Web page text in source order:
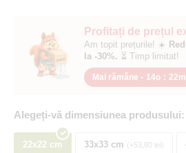
Profitați de prețul
Am topit prețurile! ☀️
la -30%. ⏳ Timp limitat!
Mai rămâne - 14o : 22m
Alegeți-vă dimensiunea produsului:
22x22 cm 33x33 cm +53,80 lei